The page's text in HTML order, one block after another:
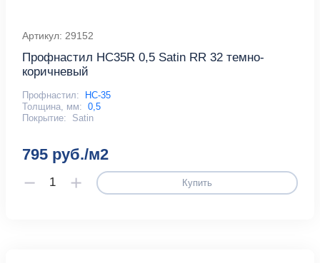
Артикул: 29152
Профнастил HC35R 0,5 Satin RR 32 темно-
коричневый
Профнастил:
НС-35
Толщина, мм: 0,5
Покрытие:
Satin
795 руб./м2
Купить